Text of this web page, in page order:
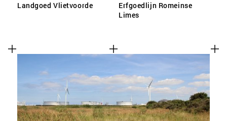
Landgoed Vlietvoorde
Erfgoedlijn Romeinse
Limes